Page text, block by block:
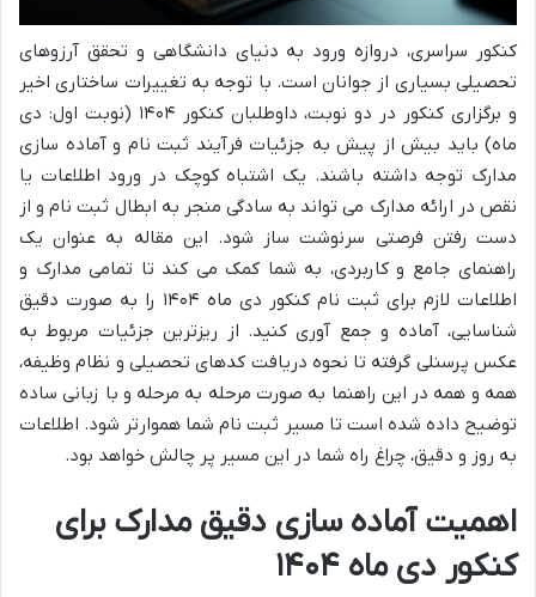
کنکور سراسری، دروازه ورود به دنیای دانشگاهی و تحقق آرزوهای
تحصیلی بسیاری از جوانان است. با توجه به تغییرات ساختاری اخیر
و برگزاری کنکور در دو نوبت، داوطلبان کنکور ۱۴۰۴ (نوبت اول: دی
ماه) باید بیش از پیش به جزئیات فرآیند ثبت نام و آماده سازی
مدارک توجه داشته باشند. یک اشتباه کوچک در ورود اطلاعات یا
نقص در ارائه مدارک می تواند به سادگی منجر به ابطال ثبت نام و از
دست رفتن فرصتی سرنوشت ساز شود. این مقاله به عنوان یک
راهنمای جامع و کاربردی، به شما کمک می کند تا تمامی مدارک و
اطلاعات لازم برای ثبت نام کنکور دی ماه ۱۴۰۴ را به صورت دقیق
شناسایی، آماده و جمع آوری کنید. از ریزترین جزئیات مربوط به
عکس پرسنلی گرفته تا نحوه دریافت کدهای تحصیلی و نظام وظیفه،
همه و همه در این راهنما به صورت مرحله به مرحله و با زبانی ساده
توضیح داده شده است تا مسیر ثبت نام شما هموارتر شود. اطلاعات
به روز و دقیق، چراغ راه شما در این مسیر پر چالش خواهد بود.
اهمیت آماده سازی دقیق مدارک برای
کنکور دی ماه ۱۴۰۴